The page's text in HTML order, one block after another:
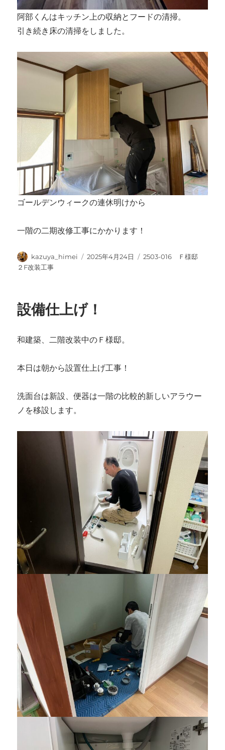
阿部くんはキッチン上の収納とフードの清掃。
引き続き床の清掃をしました。
ゴールデンウィークの連休明けから
一階の二期改修工事にかかります！
投
稿
kazuya_himei
投
2025年4月24日
カ
2503-016 Ｆ様邸
２F改装工事
設備仕上げ！
和建築、二階改装中のＦ様邸。
本日は朝から設置仕上げ工事！
洗面台は新設、便器は一階の比較的新しいアラウー
ノを移設します。